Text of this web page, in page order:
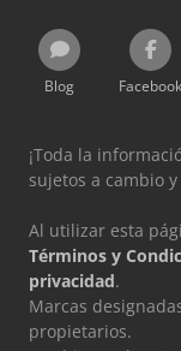
Blog Facebook
¡Toda la
sujetos a cambio
Al utilizar esta
Términos y
privacidad.
Marcas
propietarios.